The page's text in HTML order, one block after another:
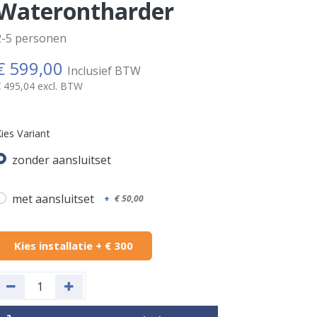
5 personen
599,00 Inclusief BTW
495,04 excl. BTW
Variant
zonder aansluitset
met aansluitset + €50,00
Kies installatie + € 300